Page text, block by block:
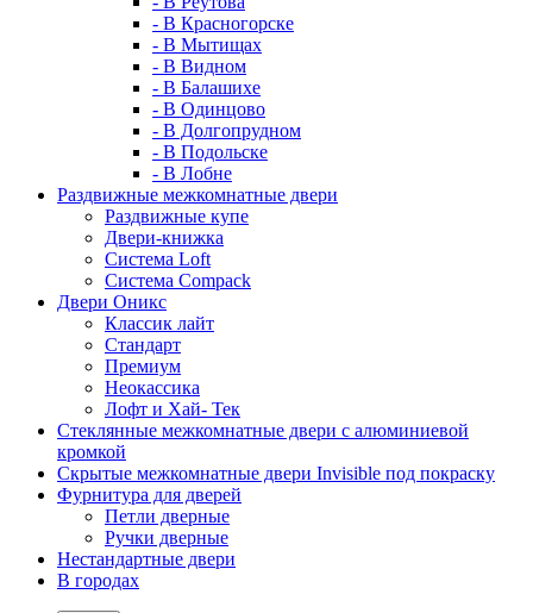
- В Красногорске
- В Мытищах
- В Видном
- В Балашихе
- В Одинцово
- В Долгопрудном
- В Подольске
- В Лобне
Раздвижные межкомнатные двери
Раздвижные купе
Двери-книжка
Система Loft
Система Compack
Двери Оникс
Классик лайт
Стандарт
Премиум
Неокассика
Лофт и Хай- Тек
Стеклянные межкомнатные двери с алюминиевой
кромкой
Скрытые межкомнатные двери Invisible под покраску
Фурнитура для дверей
Петли дверные
Ручки дверные
Нестандартные двери
В городах